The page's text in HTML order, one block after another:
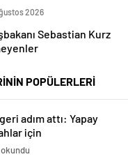
2026
Sebastian Kurz
POPÜLERLERİ
adım attı: Yapay
için
okundu